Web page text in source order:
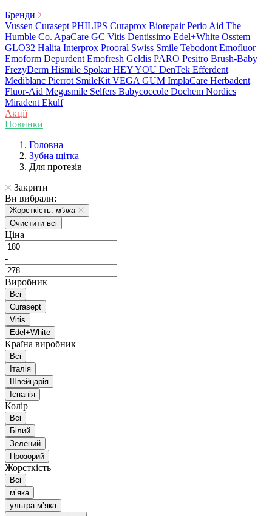
Бренди
Vussen Curasept PHILIPS Curaprox Biorepair Perio Aid The
Humble Co. ApaCare GC Vitis Dentissimo Edel+White Osstem
GLO32 Halita Interprox Prooral Swiss Smile Tebodont Emofluor
Emoform Depurdent Emofresh Geldis PARO Pesitro Brush-Baby
FrezyDerm Hismile Spokar HEY YOU DenTek Efferdent
Mediblanc Pierrot SmileKit VEGA GUM ImplaCare Herbadent
Fluor-Aid Megasmile Selfers Babycoccole Dochem Nordics
Miradent Ekulf
Акції
Новинки
Головна
Зубна щітка
Для протезів
Закрити
Ви вибрали:
Жорсткість: мʼяка
Очистити всі
Ціна
-
Виробник
Всі
Curasept
Vitis
Edel+White
Країна виробник
Всі
Італія
Швейцарія
Іспанія
Колір
Всі
Білий
Зелений
Прозорий
Жорсткість
Всі
мʼяка
ультра мʼяка